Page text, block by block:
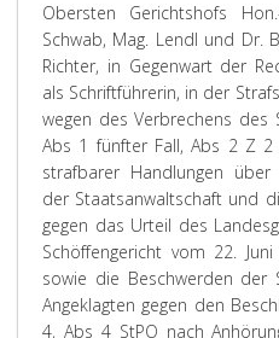
Obersten Gerichtshofs
Schwab, Mag. Lendl und Dr.
Richter, in Gegenwart der
als Schriftführerin, in der
wegen des Verbrechens des
Abs 1 fünfter Fall, Abs 2 Z
strafbarer Handlungen über
der Staatsanwaltschaft und
gegen das Urteil des
Schöffengericht vom 22.
sowie die Beschwerden der
Angeklagten gegen den
4, Abs 4 StPO nach